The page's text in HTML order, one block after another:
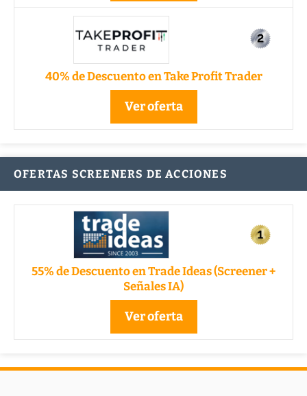
40% de Descuento en Take Profit Trader
Ver oferta
OFERTAS SCREENERS DE ACCIONES
55% de Descuento en Trade Ideas (Screener +
Señales IA)
Ver oferta